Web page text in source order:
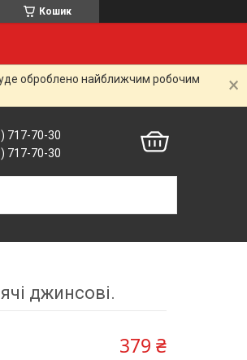
Кошик
оброблено найближчим робочим
717-70-30
717-70-30
джинсові.
379 ₴